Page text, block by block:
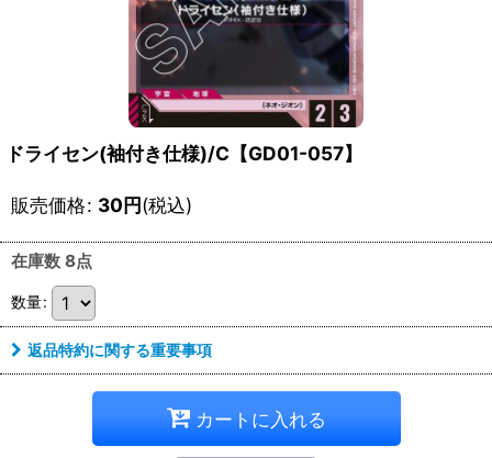
ドライセン(袖付き仕様)/C【GD01-057】
販売価格: 30円(税込)
在庫数 8点
数量:
返品特約に関する重要事項
カートに入れる